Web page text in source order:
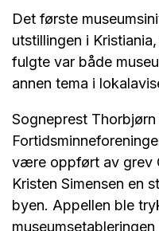
Det første
utstillingen i
fulgte var både
annen tema i
Sogneprest
være oppført av grev
Kristen Simensen en
byen. Appellen ble